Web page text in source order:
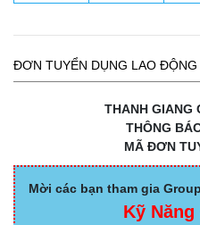
ĐƠN TUYỂN DỤNG LAO ĐỘNG
THANH GIANG
THÔNG
MÃ ĐƠN
Mời các bạn tham gia
Kỹ